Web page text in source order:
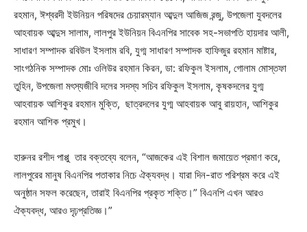
রহমান, ঈশ্বরদী ইউনিয়ন পরিষদের চেয়ারম্যান আব্দুল আজিজ রন্জু, উপজেলা যুবদলের
আহবায়ক আব্দুস সালাম, লালপুর ইউনিয়ন বিএনপির সাবেক সহ-সভাপতি হায়দার আলী,
সাধারণ সম্পাদক রবিউল ইসলাম রবি, যুগ্ম সাধারণ সম্পাদক হাফিজুর রহমান মাষ্টার,
সাংগঠনিক সম্পাদক মোঃ ওলিউর রহমান কিরন, ডা: রফিকুল ইসলাম, গোলাম মোস্তফা
তুহিন, উপজেলা মৎস্যজীবি দলের সদস্য সচিব রফিকুল ইসলাম, কৃষকদলের যুগ্ম
আহবায়ক আশিকুর রহমান মুক্তি, ছাত্রদলের যুগ্ম আহবায়ক আবু রায়হান, আশিকুর
রহমান আশিক প্রমুখ।
হারুনর রশীদ পাপ্পু তার বক্তব্যে বলেন, “আজকের এই বিশাল জমায়েত প্রমাণ করে,
লালপুরের মানুষ বিএনপির পতাকার নিচে ঐক্যবদ্ধ। যারা দিন-রাত পরিশ্রম করে এই
অনুষ্ঠান সফল করেছেন, তারাই বিএনপির প্রকৃত শক্তি।” বিএনপি এখন আরও
ঐক্যবদ্ধ, আরও দৃঢ়প্রতিজ্ঞ।”